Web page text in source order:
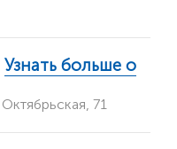
Узнать больше о
71